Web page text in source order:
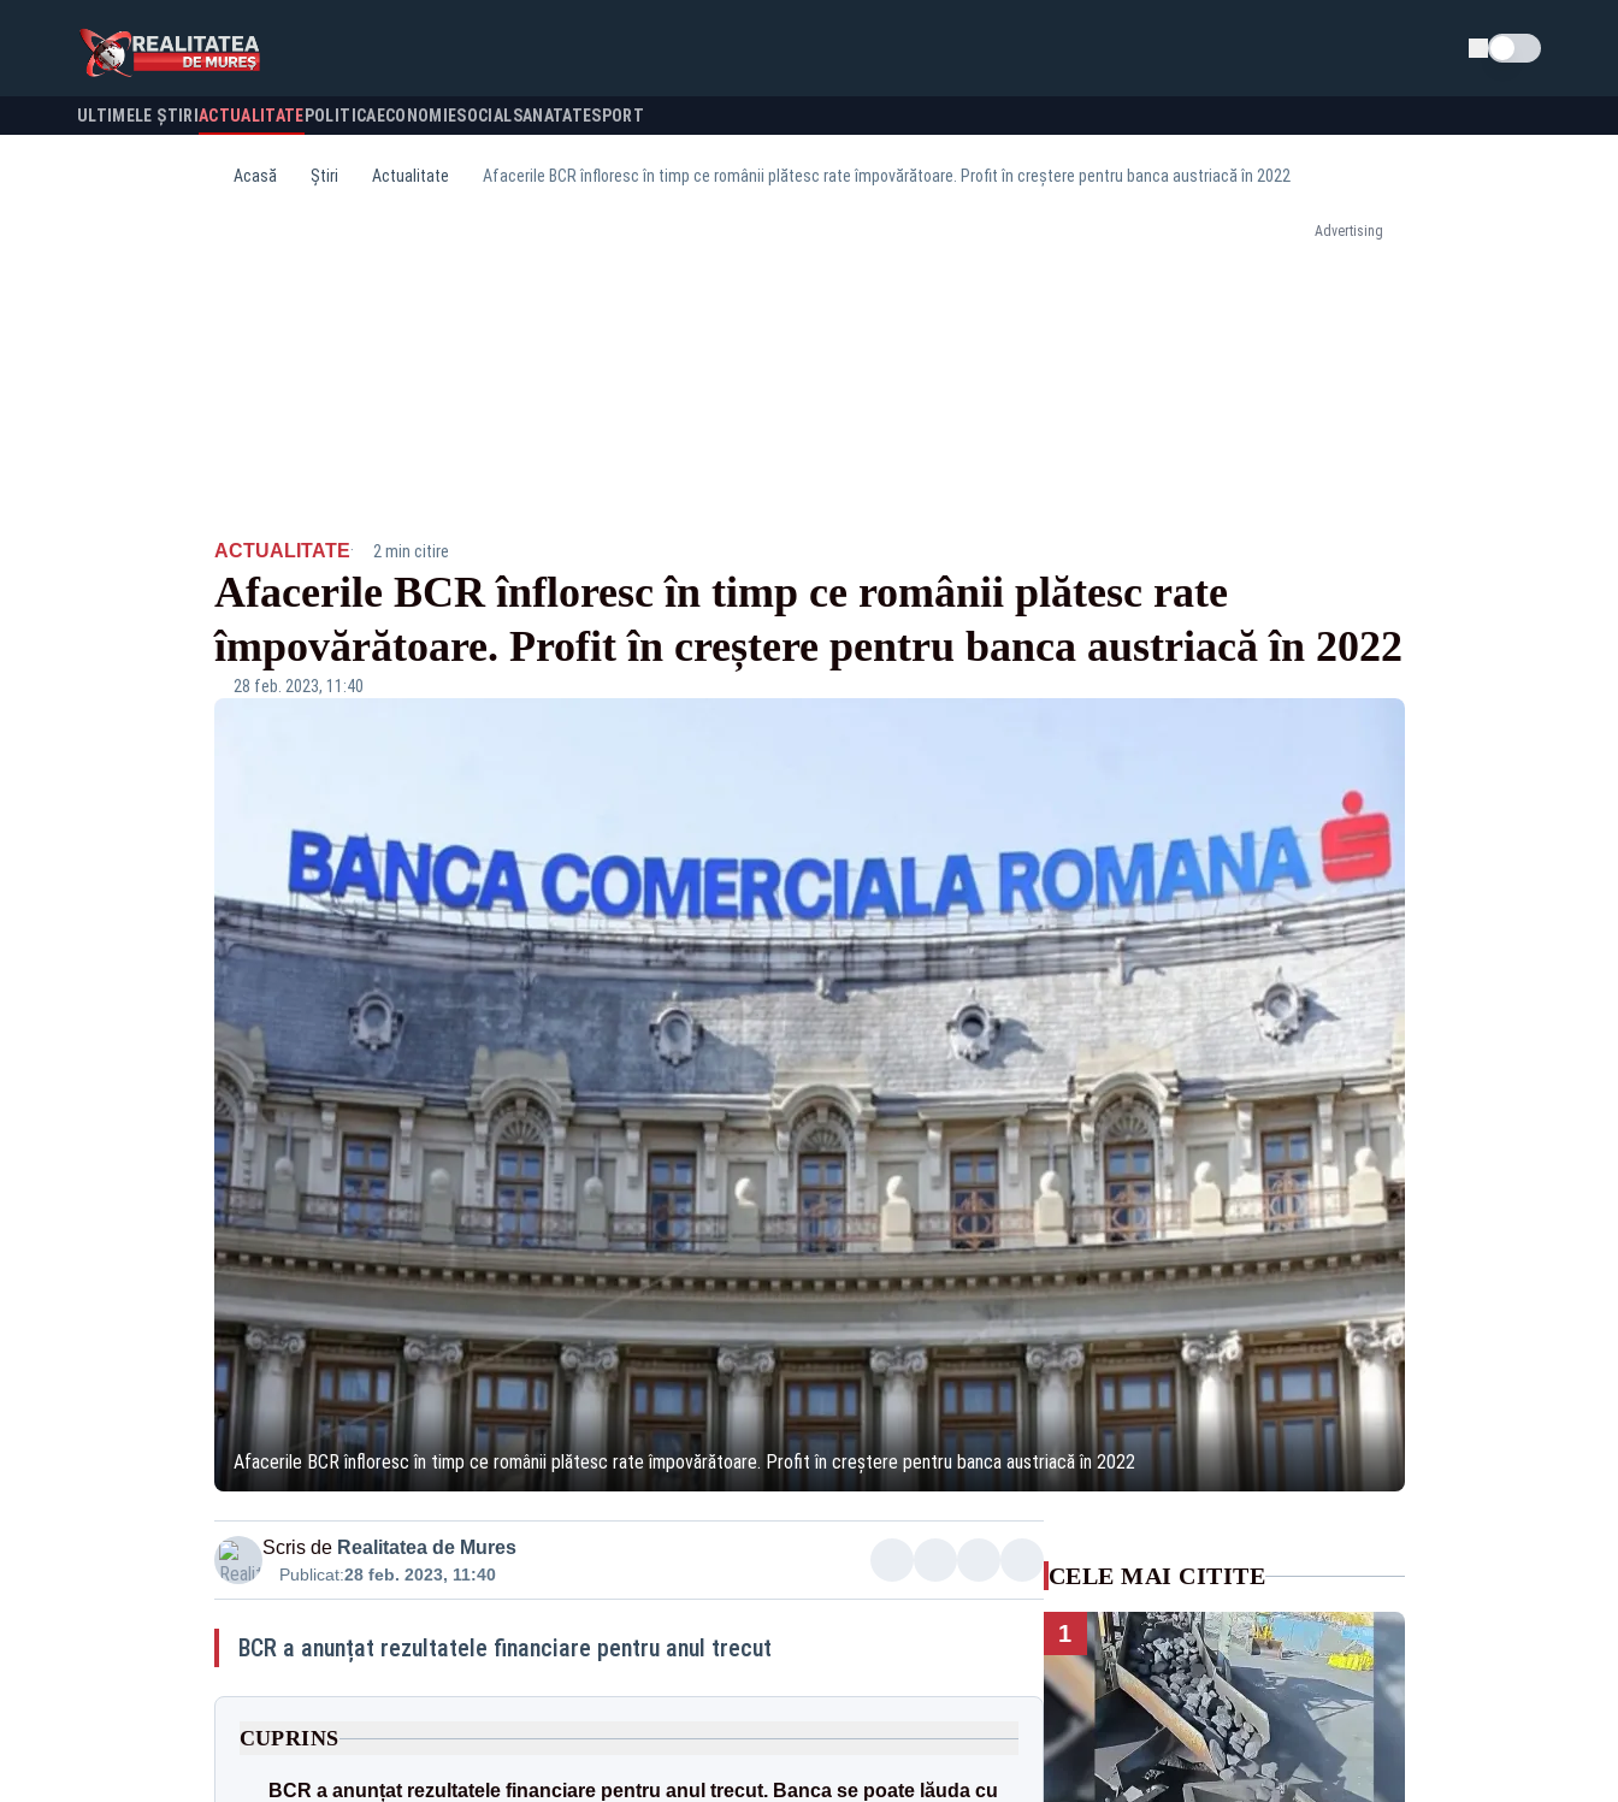
Schimba tema
ULTIMELE ȘTIRI ACTUALITATE POLITICA ECONOMIESOCIALSANATATESPORT
Acasă Știri Actualitate Afacerile BCR înfloresc în timp ce românii plătesc rate împovărătoare. Profit în creștere pentru banca austriacă în 2022
Advertising
ACTUALITATE· 2 min citire
Afacerile BCR înfloresc în timp ce românii plătesc rate
împovărătoare. Profit în creștere pentru banca austriacă în 2022
28 feb. 2023, 11:40
Afacerile BCR înfloresc în timp ce românii plătesc rate împovărătoare. Profit în creștere pentru banca austriacă în 2022
Scris de Realitatea de Mures
Publicat:28 feb. 2023, 11:40
BCR a anunțat rezultatele financiare pentru anul trecut
CUPRINS
BCR a anunțat rezultatele financiare pentru anul trecut. Banca se poate lăuda cu
CELE MAI CITITE
1